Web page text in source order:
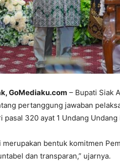
GoMediaku.com – Bupati Siak
pertanggung jawaban
pasal 320 ayat 1 Undang
merupakan bentuk komitmen
dan transparan,” ujarnya.